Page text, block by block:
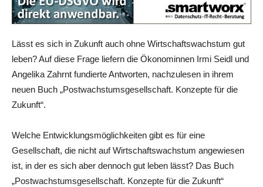
Lässt es sich in Zukunft auch ohne Wirtschaftswachstum gut
leben? Auf diese Frage liefern die Ökonominnen Irmi Seidl und
Angelika Zahrnt fundierte Antworten, nachzulesen in ihrem
neuen Buch „Postwachstumsgesellschaft. Konzepte für die
Zukunft“.
Welche Entwicklungsmöglichkeiten gibt es für eine
Gesellschaft, die nicht auf Wirtschaftswachstum angewiesen
ist, in der es sich aber dennoch gut leben lässt? Das Buch
„Postwachstumsgesellschaft. Konzepte für die Zukunft“